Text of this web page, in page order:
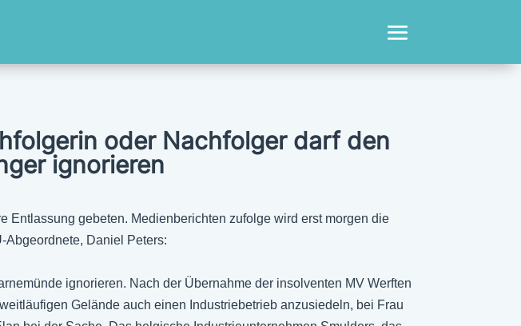
oder Nachfolger darf den
ignorieren
Entlassung gebeten. Medienberichten zufolge wird erst morgen die
Abgeordnete, Daniel Peters:
ignorieren. Nach der Übernahme der insolventen MV Werften
Gelände auch einen Industriebetrieb anzusiedeln, bei Frau